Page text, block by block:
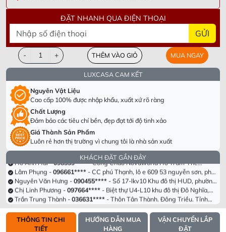
ĐẶT NHANH QUA ĐIỆN THOẠI
GỬI
- + THÊM VÀO GIỎ MUA NGAY
LUXCASA CAM KẾT
Nguyên Vật Liệu
Cao cấp 100% được nhập khẩu, xuất xứ rõ ràng
Chất Lượng
Đảm bảo các tiêu chí bền, đẹp đạt tới độ tinh xảo
Giá Thành Sản Phẩm
Luôn rẻ hơn thị trường vì chung tôi là nhà sản xuất
KHÁCH ĐẶT GẦN ĐÂY
Dương Văn Thắng -098305****
Hà Đông, Hà Nội
Chị Hà Trương -090955**** - Số 63 Lạc Long Quân, Hiệp Định, Hiệp
Tân, Hòa Thành, Tây Ninh
Lê Thị Hồng - 082693****
- Khu cc empire . Tháp linden .phường Thủ
Thiêm . Thành phố Thủ Đức. Tp Hồ chí minh
098339****- Cổng Chào Novaworld Hồ Tràm-The
Tropicana, Ấp Bình hải, Xã Bình Châu, Huyện Xuyên Mộc, Tỉnh Bà Rịa
Vũng Tàu
Lâm Phụng -096661****- CC phú Thạnh, lô e 609 53 nguyễn sơn, phú
thạnh , tân phú, hcm
Nguyên Văn Hưng -090455****- Số 17-lkv10 Khu đô thị HUD, phường
Trung Hưng, tx Sơn Tây, tp Hà Nội
Chị Linh Phương -097664****- Biệt thự U4-L10 khu đô thị Đô Nghĩa,
Hà Đông
Trần Trung Thành -036631**** - Thôn Tân Thành. Đông Triều. Tỉnh
Quảng Ninh
Anh Hoài nam -090373****- 356/10/12 Tỉnh lộ 10. Bình trị đông. Bình
tân , hcm
Phạm Thị Hồng Nga -092334****- Đường n1, Thung Lũng Xanh, KCN
Long Thành, ấp 5 xã An Phước, Long Thành, Đồng Nai
Dương Văn Thắng - 098305****- Tầng 40 Tòa HPC Lanmark Văn Khê,
Hà Đông, Hà Nội
Chị Hà Trương -
- Số 63 Lạc Long Quân, Hiệp Định, Hiệp
THÔNG TIN CHI
TIẾT
HƯỚNG DẪN MUA
HÀNG
VẬN CHUYỂN LẮP
ĐẶT